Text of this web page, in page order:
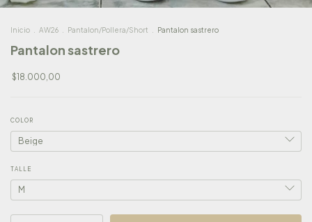
Inicio AW26 Pantalon/Pollera/Short Pantalon sastrero
Pantalon sastrero
$18.000,00
COLOR
TALLE